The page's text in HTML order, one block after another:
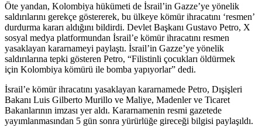
Öte yandan, Kolombiya hükümeti de İsrail’in Gazze’ye yönelik
saldırılarını gerekçe göstererek, bu ülkeye kömür ihracatını ‘resmen’
durdurma kararı aldığını bildirdi. Devlet Başkanı Gustavo Petro, X
sosyal medya platformundan İsrail’e kömür ihracatını resmen
yasaklayan kararnameyi paylaştı. İsrail’in Gazze’ye yönelik
saldırılarına tepki gösteren Petro, “Filistinli çocukları öldürmek
için Kolombiya kömürü ile bomba yapıyorlar” dedi.
İsrail’e kömür ihracatını yasaklayan kararnamede Petro, Dışişleri
Bakanı Luis Gilberto Murillo ve Maliye, Madenler ve Ticaret
Bakanlarının imzası yer aldı. Kararnamenin resmi gazetede
yayımlanmasından 5 gün sonra yürürlüğe gireceği bilgisi paylaşıldı.